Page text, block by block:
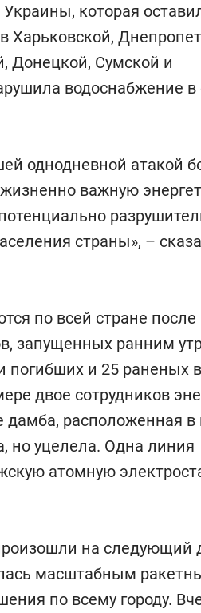
которая
Харьковской,
Донецкой, Сумской и
водоснабжение
однодневной атакой
важную
страны», –
по всей стране после
запущенных ранним
погибших и 25 раненых
двое сотрудников
расположенная в
но уцелела. Одна линия
атомную
на следующий
масштабным
по всему городу.